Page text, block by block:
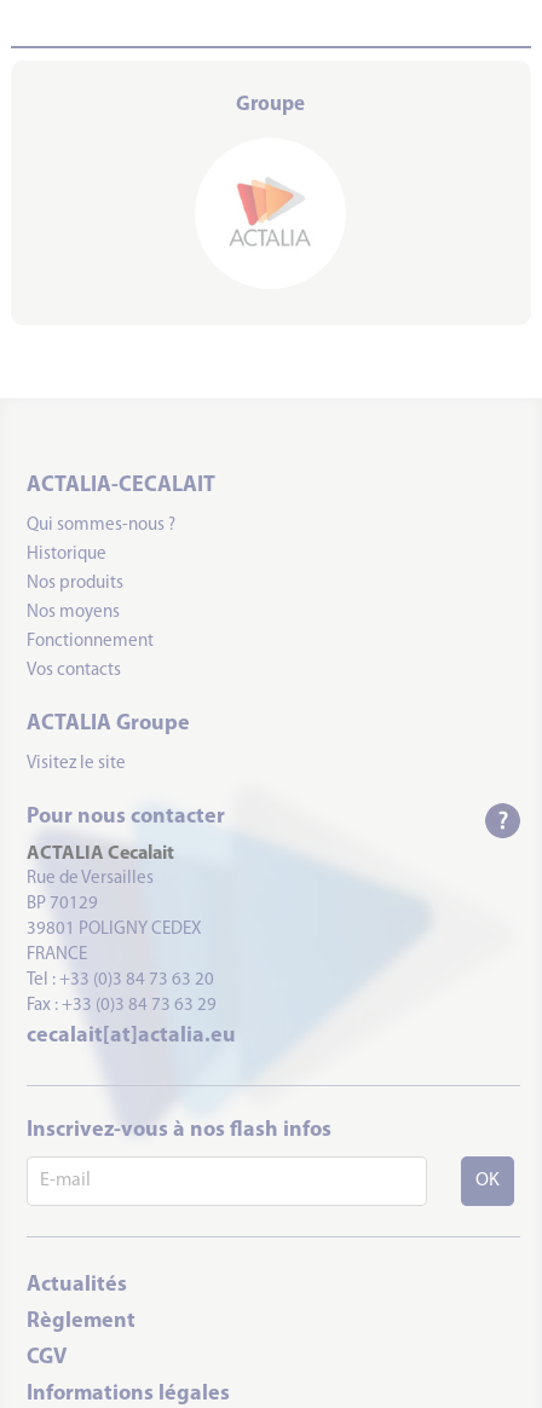
Groupe
ACTALIA-CECALAIT
Qui sommes-nous ?
Historique
Nos produits
Nos moyens
Fonctionnement
Vos contacts
ACTALIA Groupe
Visitez le site
Pour nous contacter
ACTALIA Cecalait
Rue de Versailles
BP 70129
39801 POLIGNY CEDEX
FRANCE
Tel : +33 (0)3 84 73 63 20
Fax : +33 (0)3 84 73 63 29
cecalait[at]actalia.eu
Inscrivez-vous à nos flash infos
Actualités
Règlement
CGV
Informations légales